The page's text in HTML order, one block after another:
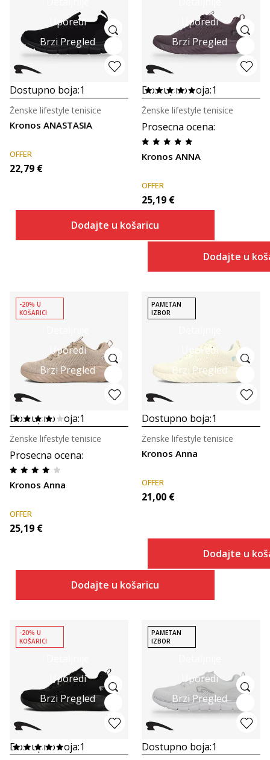
Uporedi
Brzi Pregled
Dostupno boja:1
Kronos ANASTASIA
Ženske lifestyle tenisice
OFFER
22,79 €
Dodajte u košaricu
Uporedi
Brzi Pregled
Dostupno boja:1
Prosecna ocena:
Kronos ANNA
Ženske lifestyle tenisice
OFFER
25,19 €
Dodajte u
Uporedi
Brzi Pregled
-20% U
KOŠARICI
Dostupno boja:1
Prosecna ocena:
Kronos Anna
Ženske lifestyle tenisice
OFFER
25,19 €
Dodajte u košaricu
Uporedi
Brzi Pregled
PAMETAN
IZBOR
Dostupno boja:1
Kronos Anna
Ženske lifestyle tenisice
OFFER
21,00 €
Dodajte u
Uporedi
Brzi Pregled
-20% U
KOŠARICI
Dostupno boja:1
Uporedi
Brzi Pregled
PAMETAN
IZBOR
Dostupno boja:1